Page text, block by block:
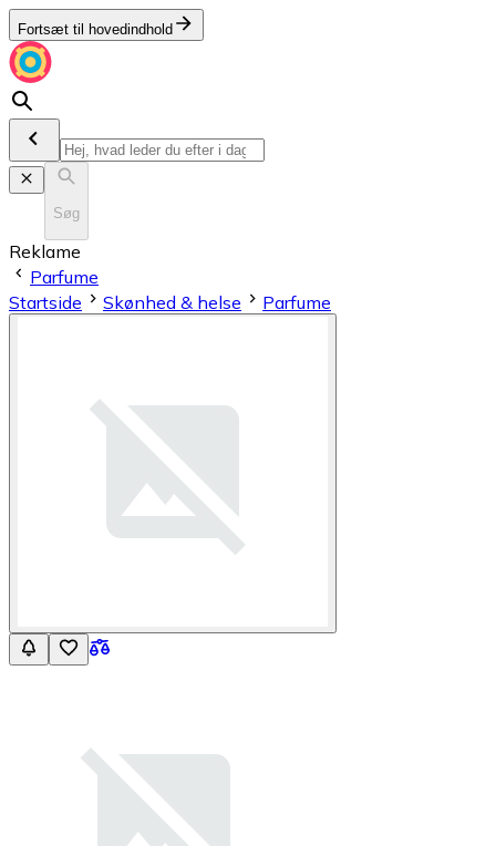
Fortsæt til hovedindhold
Søg
Reklame
Parfume
Startside
Skønhed & helse Parfume